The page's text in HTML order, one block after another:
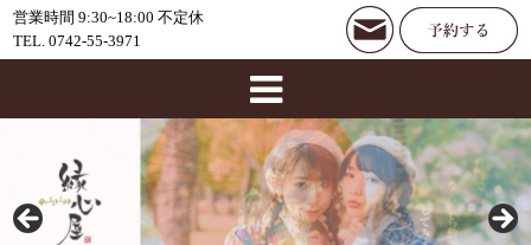
営業時間 9:30~18:00 不定休
TEL. 0742-55-3971